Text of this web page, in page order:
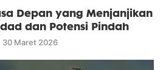
Depan yang Menjanjikan
dan Potensi Pindah
30 Maret 2026